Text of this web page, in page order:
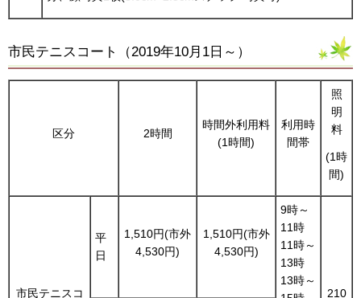
市民テニスコート（2019年10月1日～）
区分 2時間
時間外利用料
(1時間)
利用時
間帯
照
明
料
(1時
間)
市民テニスコ
平
日
1,510円(市外
4,530円)
1,510円(市外
4,530円)
9時～
11時
11時～
13時
13時～
210